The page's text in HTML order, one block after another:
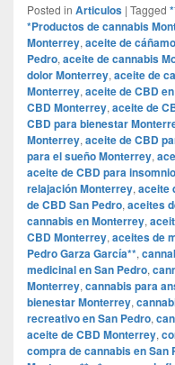
Posted in Articulos | Tagged
*Productos de cannabis
Monterrey, aceite de
Pedro, aceite de cannabis
dolor Monterrey, aceite de
Monterrey, aceite de CBD
CBD Monterrey, aceite de
CBD para bienestar
Monterrey, aceite de CBD
para el sueño Monterrey,
aceite de CBD para
relajación Monterrey, aceite
de CBD San Pedro, aceites
cannabis en Monterrey,
CBD Monterrey, aceites de
Pedro Garza García**,
medicinal en San Pedro,
Monterrey, cannabis para
bienestar Monterrey,
recreativo en San Pedro,
aceite de CBD Monterrey,
compra de cannabis en San